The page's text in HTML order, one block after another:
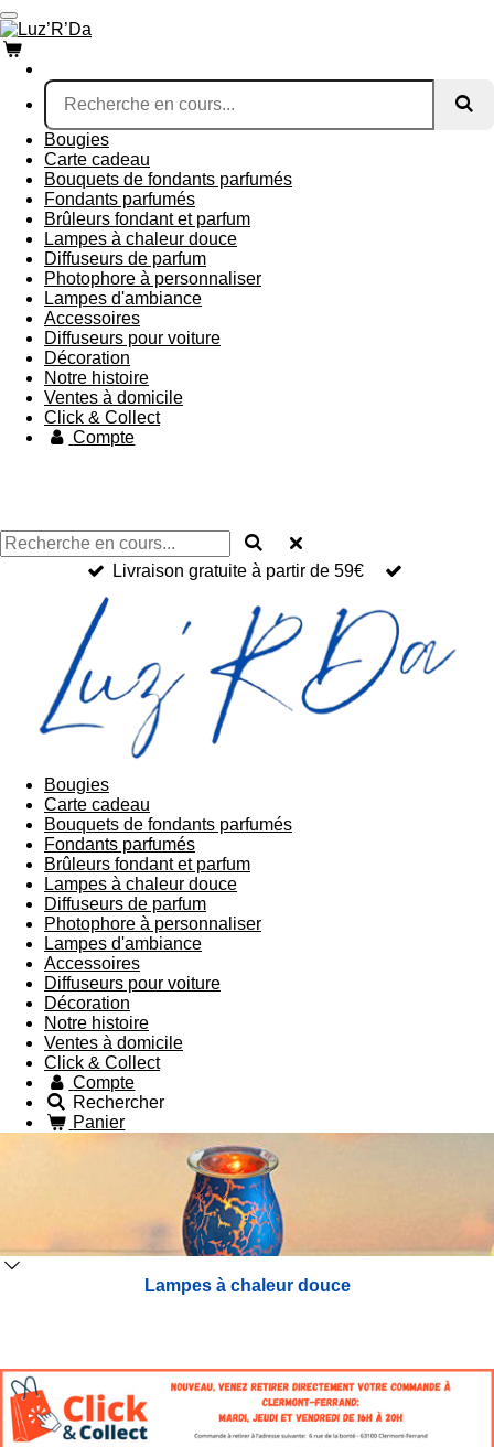
Passer
au
contenu
principal
Bougies
Carte cadeau
Bouquets de fondants parfumés
Fondants parfumés
Brûleurs fondant et parfum
Lampes à chaleur douce
Diffuseurs de parfum
Photophore à personnaliser
Lampes d'ambiance
Accessoires
Diffuseurs pour voiture
Décoration
Notre histoire
Ventes à domicile
Click & Collect
Compte
Livraison gratuite à partir de 59€
Bougies
Carte cadeau
Bouquets de fondants parfumés
Fondants parfumés
Brûleurs fondant et parfum
Lampes à chaleur douce
Diffuseurs de parfum
Photophore à personnaliser
Lampes d'ambiance
Accessoires
Diffuseurs pour voiture
Décoration
Notre histoire
Ventes à domicile
Click & Collect
Compte
Rechercher
Panier
Lampes à chaleur douce